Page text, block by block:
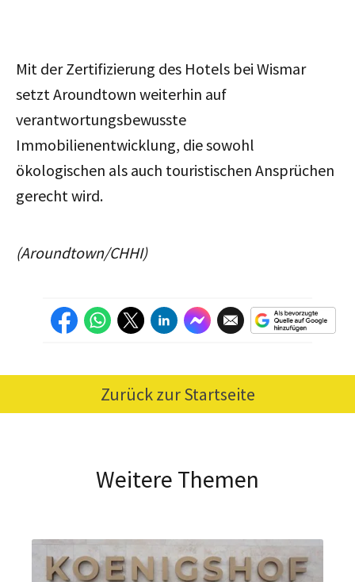
Mit der Zertifizierung des Hotels bei Wismar
setzt Aroundtown weiterhin auf
verantwortungsbewusste
Immobilienentwicklung, die sowohl
ökologischen als auch touristischen Ansprüchen
gerecht wird.
(Aroundtown/CHHI)
Zurück zur Startseite
Weitere Themen